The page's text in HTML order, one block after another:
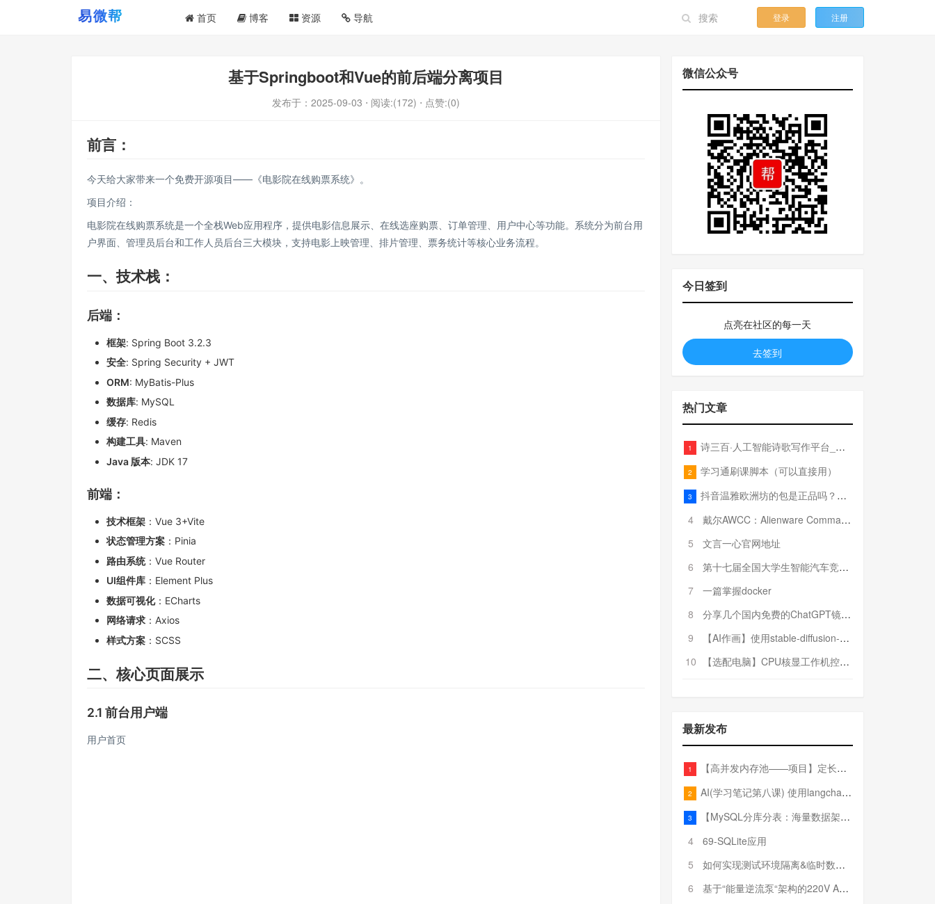
首页 博客 资源 导航 登录 注册
基于Springboot和Vue的前后端分离项目
发布于： 2025-09-03 ⋅ 阅读:(172) ⋅ 点赞:(0)
前言：
今天给大家带来一个免费开源项目——《电影院在线购票系统》。
项目介绍：
电影院在线购票系统是一个全栈Web应用程序，提供电影信息展示、在线选座购票、订单管理、用户中心等功能。系统分为前台用
户界面、管理员后台和工作人员后台三大模块，支持电影上映管理、排片管理、票务统计等核心业务流程。
一、技术栈：
后端 ：
框架: Spring Boot 3.2.3
安全: Spring Security + JWT
ORM: MyBatis-Plus
数据库: MySQL
缓存: Redis
构建工具: Maven
Java 版本: JDK 17
前端：
技术框架 ：Vue 3+Vite
状态管理方案 ：Pinia
路由系统：Vue Router
UI组件库 ：Element Plus
数据可视化：ECharts
网络请求 ：Axios
样式方案 ：SCSS
二、核心页面展示
2.1 前台用户端
用户首页
微信公众号
今日签到
点亮在社区的每一天
去签到
热门文章
1 诗三百·人工智能诗歌写作平台_在线作诗机_藏头诗生成器_电脑对联_姓名作诗
2 学习通刷课脚本（可以直接用）
3
抖音温雅欧洲坊的包是正品吗？温雅卖的包为啥那么便宜？
4
戴尔AWCC：Alienware Command Center 故障排除方法，里面附有超全详解呦，快来快来，欢迎观看~
5
文言一心官网地址
6
第十七届全国大学生智能汽车竞赛全国总决赛参赛队伍奖项公告
7
一篇掌握docker
8
分享几个国内免费的ChatGPT镜像网址(亲测有效-4月25日更新)
9
【AI作画】使用stable-diffusion-webui搭建AI作画平台
10
【选配电脑】CPU核显工作机控制预算5000
最新发布
1 【高并发内存池——项目】定长内存池——开胃小菜
2 AI(学习笔记第八课) 使用langchain的embedding models
3
【MySQL分库分表：海量数据架构的终极解决方案】
4
69-SQLite应用
5
如何实现测试环境隔离&临时数据库（pytest+SQLite）
6
基于“能量逆流泵“架构的220V AC至20V DC 300W高效电源设计